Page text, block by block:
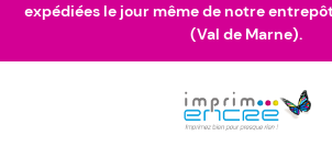
expédiées le jour même de notre
(Val de Marne).